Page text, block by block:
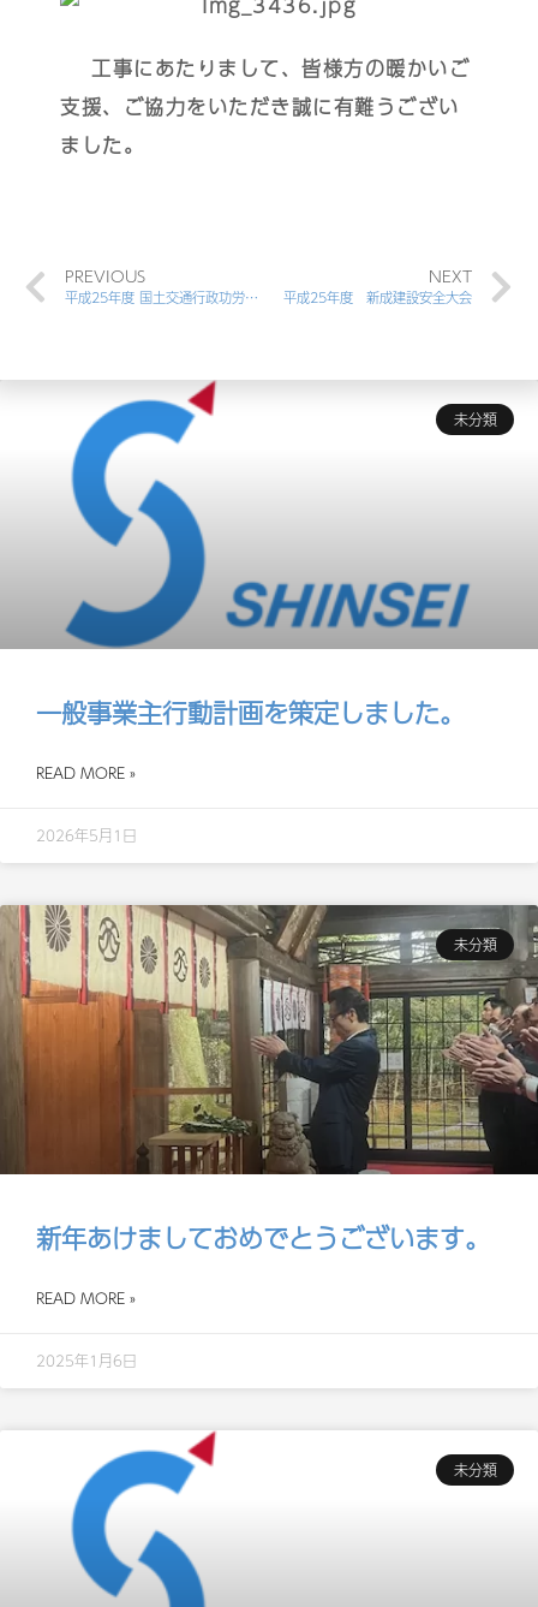
工事にあたりまして、皆様方の暖かいご
支援、ご協力をいただき誠に有難うござい
ました。
PREVIOUS
平成25年度 国土交通行政功労者表彰式
NEXT
平成25年度 新成建設安全大会
未分類
一般事業主行動計画を策定しました。
READ MORE »
2026年5月1日
未分類
新年あけましておめでとうございます。
READ MORE »
2025年1月6日
未分類